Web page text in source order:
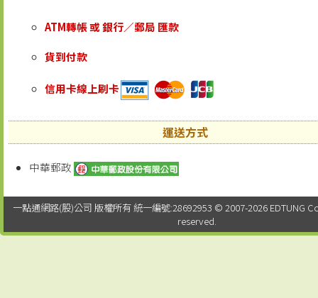
ATM轉帳 或 銀行／郵局 匯款
貨到付款
信用卡線上刷卡
運送方式
中華郵政
一點通網路(股)公司 版權所有 統一編號:28692953 © 2007-2026 EDTUNG
reserved.